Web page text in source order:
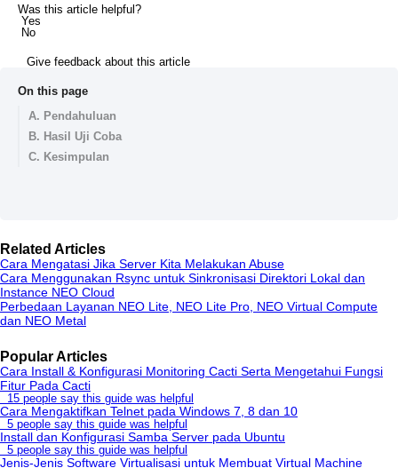
Was this article helpful?
Yes
No
Give feedback about this article
On this page
A. Pendahuluan
B. Hasil Uji Coba
C. Kesimpulan
Related Articles
Cara Mengatasi Jika Server Kita Melakukan Abuse
Cara Menggunakan Rsync untuk Sinkronisasi Direktori Lokal dan
Instance NEO Cloud
Perbedaan Layanan NEO Lite, NEO Lite Pro, NEO Virtual Compute
dan NEO Metal
Popular Articles
Cara Install & Konfigurasi Monitoring Cacti Serta Mengetahui Fungsi
Fitur Pada Cacti
15 people say this guide was helpful
Cara Mengaktifkan Telnet pada Windows 7, 8 dan 10
5 people say this guide was helpful
Install dan Konfigurasi Samba Server pada Ubuntu
5 people say this guide was helpful
Jenis-Jenis Software Virtualisasi untuk Membuat Virtual Machine